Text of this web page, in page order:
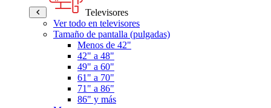
Televisores
Ver todo en televisores
Tamaño de pantalla (pulgadas)
Menos de 42"
42" a 48"
49" a 60"
61" a 70"
71" a 86"
86" y más